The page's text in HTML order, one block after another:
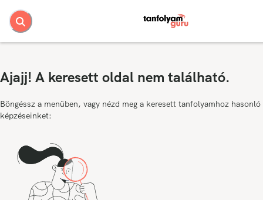
Ajajj! A keresett oldal nem található.
Böngéssz a menüben, vagy nézd meg a keresett tanfolyamhoz hasonló
képzéseinket: